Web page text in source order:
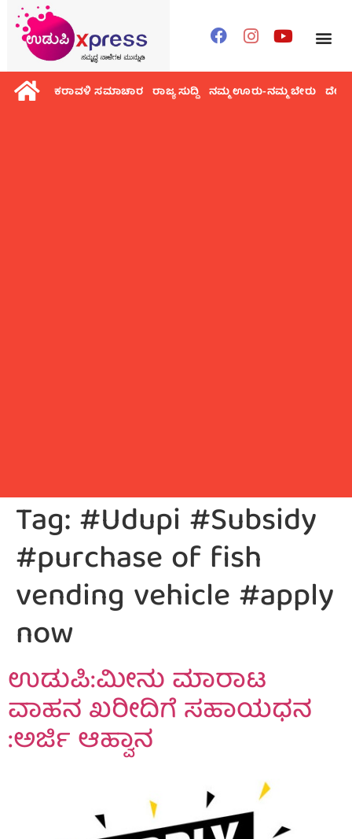
ಕರಾವಳಿ ಸಮಾಚಾರ ರಾಜ್ಯ ಸುದ್ದಿ ನಮ್ಮ ಊರು-ನಮ್ಮ ಬೇರು ದೇಶ
Tag:#Udupi #Subsidy
#purchase of fish
vending vehicle #apply
now
ಉಡುಪಿ:ಮೀನು ಮಾರಾಟ
ವಾಹನ ಖರೀದಿಗೆ ಸಹಾಯಧನ
:ಅರ್ಜಿ ಆಹ್ವಾನ